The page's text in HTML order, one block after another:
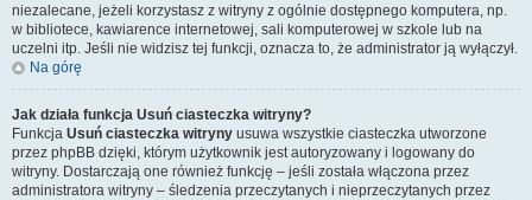
niezalecane, jeżeli korzystasz z witryny z ogólnie dostępnego komputera, np.
w bibliotece, kawiarence internetowej, sali komputerowej w szkole lub na
uczelni itp. Jeśli nie widzisz tej funkcji, oznacza to, że administrator ją wyłączył.
Na górę
Jak działa funkcja Usuń ciasteczka witryny?
Funkcja Usuń ciasteczka witryny usuwa wszystkie ciasteczka utworzone
przez phpBB dzięki, którym użytkownik jest autoryzowany i logowany do
witryny. Dostarczają one również funkcję – jeśli została włączona przez
administratora witryny – śledzenia przeczytanych i nieprzeczytanych przez